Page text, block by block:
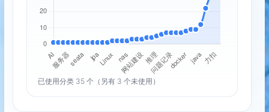
已使用分类 35 个（另有 3 个未使用）